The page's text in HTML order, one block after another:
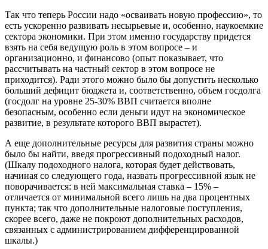
Так что теперь России надо «осваивать новую профессию», то
есть ускоренно развивать несырьевые и, особенно, наукоемкие
сектора экономики. При этом именно государству придется
взять на себя ведущую роль в этом вопросе – и
организационно, и финансово (опыт показывает, что
рассчитывать на частный сектор в этом вопросе не
приходится). Ради этого можно было бы допустить несколько
больший дефицит бюджета и, соответственно, объем госдолга
(госдолг на уровне 25-30% ВВП считается вполне
безопасным, особенно если деньги идут на экономическое
развитие, в результате которого ВВП вырастет).
А еще дополнительные ресурсы для развития страны можно
было бы найти, введя прогрессивный подоходный налог.
(Шкалу подоходного налога, которая будет действовать,
начиная со следующего года, назвать прогрессивной язык не
поворачивается: в ней максимальная ставка – 15% –
отличается от минимальной всего лишь на два процентных
пункта; так что дополнительные налоговые поступления,
скорее всего, даже не покроют дополнительных расходов,
связанных с администрированием дифференцированной
шкалы.)